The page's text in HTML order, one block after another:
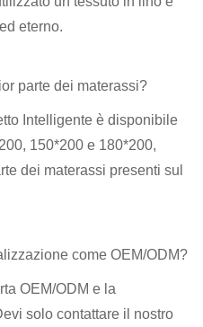
eterno.
parte dei materassi?
Intelligente è disponibile
150*200 e 180*200,
dei materassi presenti sul
come OEM/ODM?
OEM/ODM e la
solo contattare il nostro